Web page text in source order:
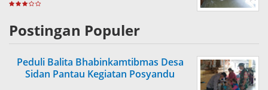
Postingan Populer
Peduli Balita Bhabinkamtibmas Desa
Sidan Pantau Kegiatan Posyandu